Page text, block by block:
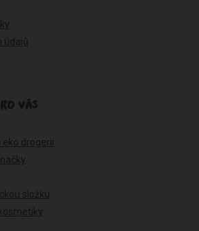
údajů
VÁS
eko drogerii
složku